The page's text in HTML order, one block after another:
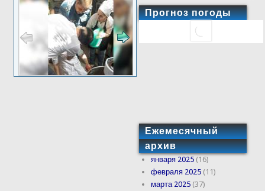
Прогноз погоды
Ежемесячный
архив
января 2025 (16)
февраля 2025 (11)
марта 2025 (37)